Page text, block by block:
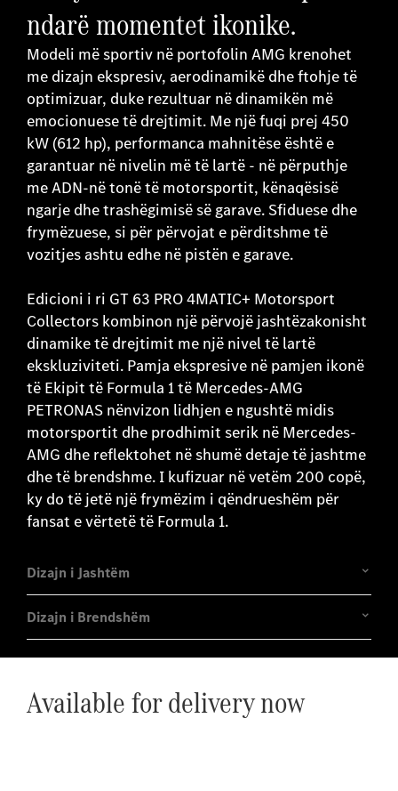
ndarë momentet ikonike.
Modeli më sportiv në portofolin AMG krenohet
me dizajn ekspresiv, aerodinamikë dhe ftohje të
optimizuar, duke rezultuar në dinamikën më
emocionuese të drejtimit. Me një fuqi prej 450
kW (612 hp), performanca mahnitëse është e
garantuar në nivelin më të lartë - në përputhje
me ADN-në tonë të motorsportit, kënaqësisë
ngarje dhe trashëgimisë së garave. Sfiduese dhe
frymëzuese, si për përvojat e përditshme të
vozitjes ashtu edhe në pistën e garave.
Edicioni i ri GT 63 PRO 4MATIC+ Motorsport
Collectors kombinon një përvojë jashtëzakonisht
dinamike të drejtimit me një nivel të lartë
ekskluziviteti. Pamja ekspresive në pamjen ikonë
të Ekipit të Formula 1 të Mercedes-AMG
PETRONAS nënvizon lidhjen e ngushtë midis
motorsportit dhe prodhimit serik në Mercedes-
AMG dhe reflektohet në shumë detaje të jashtme
dhe të brendshme. I kufizuar në vetëm 200 copë,
ky do të jetë një frymëzim i qëndrueshëm për
fansat e vërtetë të Formula 1.
Dizajn i Jashtëm
Dizajn i Brendshëm
Available for delivery now